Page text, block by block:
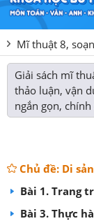
Mĩ thuật 8,
Giải sách mĩ
thảo luận, vận
ngắn gọn,
Chủ đề: Di
Bài 1. Trang
Bài 3. Thực